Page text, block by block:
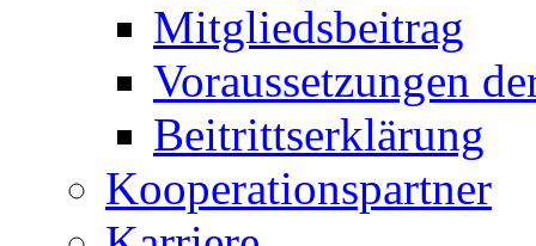
Mitgliedsbeitrag
Voraussetzungen
Beitrittserklärung
Kooperationspartner